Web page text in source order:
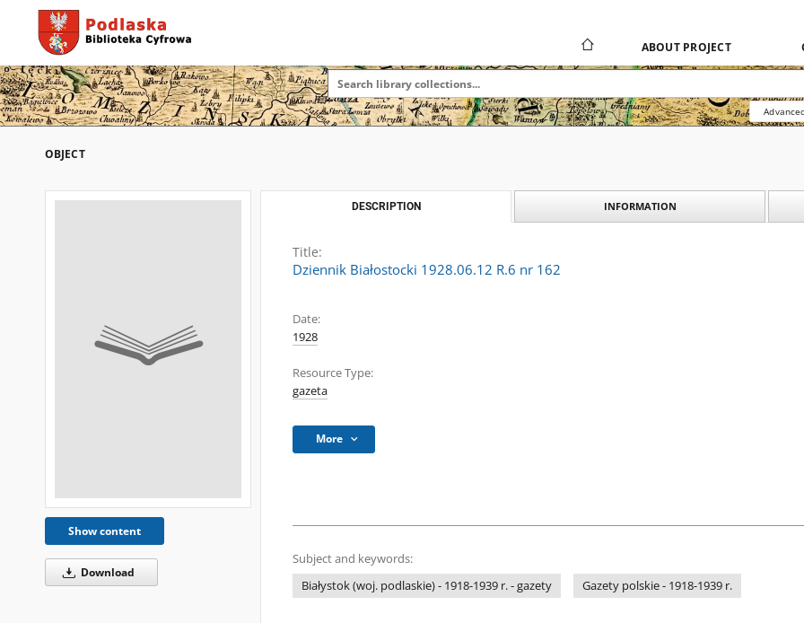
ABOUT PROJECT
OBJECT
Show content
Download
DESCRIPTION INFORMATION
Title:
Dziennik Białostocki 1928.06.12 R.6 nr 162
Date:
1928
Resource Type:
gazeta
More
Subject and keywords:
Białystok (woj. podlaskie) - 1918-1939 r. - gazety
Gazety polskie - 1918-1939 r.